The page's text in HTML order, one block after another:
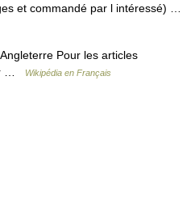
et commandé par l intéressé) …
Pour les articles
…
Wikipédia en Français